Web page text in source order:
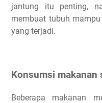
jantung itu penting,
membuat tubuh
yang terjadi.
Konsumsi
Beberapa makanan